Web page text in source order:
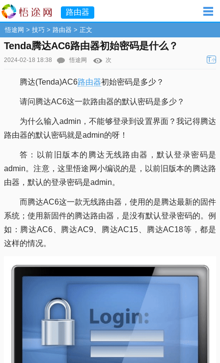
路由器
悟途网 > 技巧 > 路由器 > 正文
Tenda腾达AC6路由器初始密码是什么？
2024-02-18 18:38 悟途网 次 T小
腾达(Tenda)AC6路由器初始密码是多少？
请问腾达AC6这一款路由器的默认密码是多少？
为什么输入admin，不能够登录到设置界面？我记得腾达
路由器的默认密码就是admin的呀！
答：以前旧版本的腾达无线路由器，默认登录密码是
admin。注意，这里悟途网小编说的是，以前旧版本的腾达路
由器，默认的登录密码是admin。
而腾达AC6这一款无线路由器，使用的是腾达最新的固件
系统；使用新固件的腾达路由器，是没有默认登录密码的。例
如：腾达AC6、腾达AC9、腾达AC15、腾达AC18等，都是
这样的情况。